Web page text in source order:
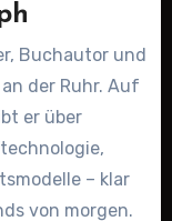
Buchautor und
der Ruhr. Auf
er über
– klar
von morgen.